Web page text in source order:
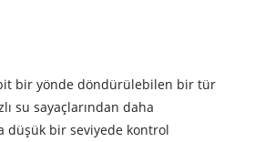
bir yönde döndürülebilen bir tür
su sayaçlarından daha
düşük bir seviyede kontrol